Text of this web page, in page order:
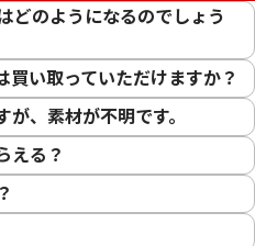
どのようになるのでしょう
い取っていただけますか？
、素材が不明です。
える？